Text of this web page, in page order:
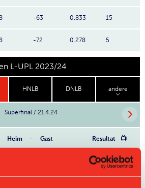
-63 0.833 15
-72 0.278 5
L-UPL 2023/24
HNLB DNLB andere
Superfinal / 21.4.24
Heim - Gast Resultat 📺
6:5
n.P.